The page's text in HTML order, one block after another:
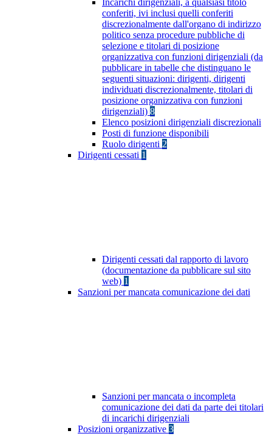
Incarichi dirigenziali, a qualsiasi titolo
conferiti, ivi inclusi quelli conferiti
discrezionalmente dall'organo di indirizzo
politico senza procedure pubbliche di
selezione e titolari di posizione
organizzativa con funzioni dirigenziali (da
pubblicare in tabelle che distinguano le
seguenti situazioni: dirigenti, dirigenti
individuati discrezionalmente, titolari di
posizione organizzativa con funzioni
dirigenziali) 8
Elenco posizioni dirigenziali discrezionali
Posti di funzione disponibili
Ruolo dirigenti 2
Dirigenti cessati 1
Dirigenti cessati dal rapporto di lavoro
(documentazione da pubblicare sul sito
web) 1
Sanzioni per mancata comunicazione dei dati
Sanzioni per mancata o incompleta
comunicazione dei dati da parte dei titolari
di incarichi dirigenziali
Posizioni organizzative 3